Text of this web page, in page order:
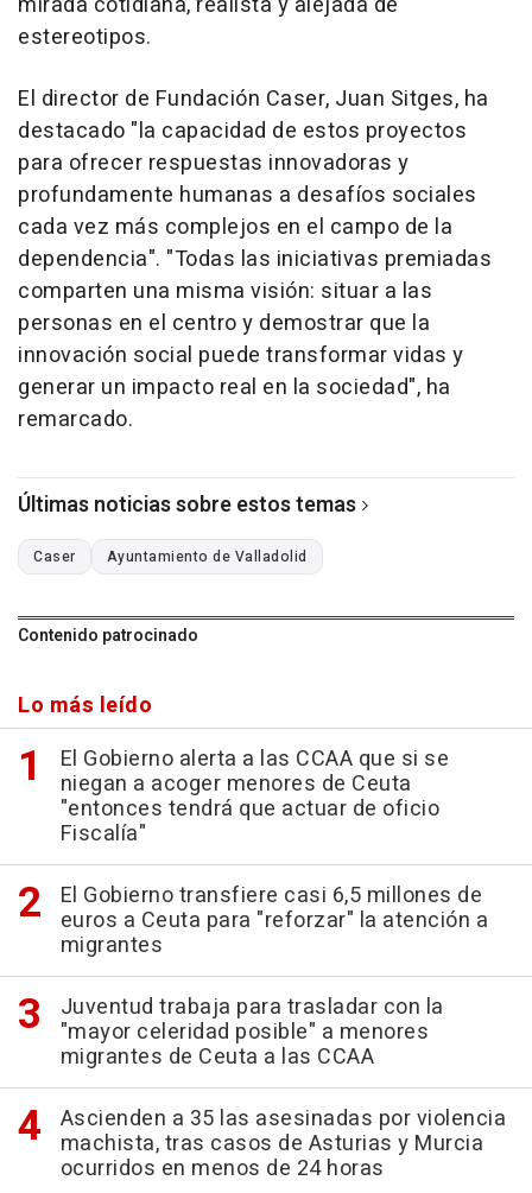
estereotipos.
El director de Fundación Caser, Juan Sitges, ha
destacado "la capacidad de estos proyectos
para ofrecer respuestas innovadoras y
profundamente humanas a desafíos sociales
cada vez más complejos en el campo de la
dependencia". "Todas las iniciativas premiadas
comparten una misma visión: situar a las
personas en el centro y demostrar que la
innovación social puede transformar vidas y
generar un impacto real en la sociedad", ha
remarcado.
Últimas noticias sobre estos temas
Caser Ayuntamiento de Valladolid
Contenido patrocinado
Lo más leído
El Gobierno alerta a las CCAA que si se
niegan a acoger menores de Ceuta
"entonces tendrá que actuar de oficio
Fiscalía"
El Gobierno transfiere casi 6,5 millones de
euros a Ceuta para "reforzar" la atención a
migrantes
Juventud trabaja para trasladar con la
"mayor celeridad posible" a menores
migrantes de Ceuta a las CCAA
Ascienden a 35 las asesinadas por violencia
machista, tras casos de Asturias y Murcia
ocurridos en menos de 24 horas